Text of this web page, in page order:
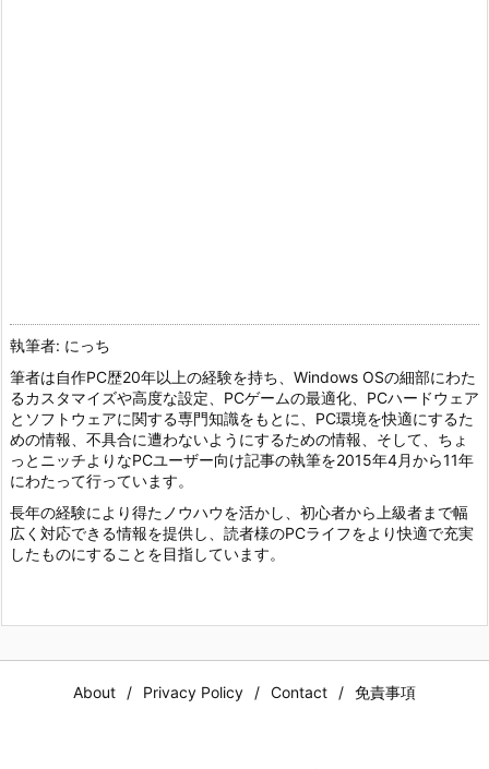
執筆者: にっち
筆者は自作PC歴20年以上の経験を持ち、Windows OSの細部にわた
るカスタマイズや高度な設定、PCゲームの最適化、PCハードウェア
とソフトウェアに関する専門知識をもとに、PC環境を快適にするた
めの情報、不具合に遭わないようにするための情報、そして、ちょ
っとニッチよりなPCユーザー向け記事の執筆を2015年4月から11年
にわたって行っています。
長年の経験により得たノウハウを活かし、初心者から上級者まで幅
広く対応できる情報を提供し、読者様のPCライフをより快適で充実
したものにすることを目指しています。
About Privacy Policy Contact 免責事項